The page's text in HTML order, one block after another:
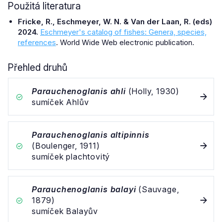
Použitá literatura
Fricke, R., Eschmeyer, W. N. & Van der Laan, R. (eds)
2024. Eschmeyer's catalog of fishes: Genera, species,
references. World Wide Web electronic publication.
Přehled druhů
Parauchenoglanis ahli(Holly, 1930)
sumíček Ahlův
Parauchenoglanis altipinnis
(Boulenger, 1911)
sumíček plachtovitý
Parauchenoglanis balayi(Sauvage,
1879)
sumíček Balayův